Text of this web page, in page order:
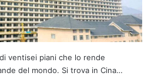
ventisei piani che lo rende
del mondo. Si trova in Cina…